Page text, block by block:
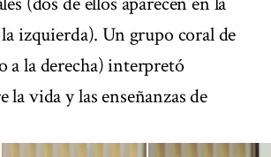
izquierda). Un grupo coral de
a la derecha) interpretó
la vida y las enseñanzas de